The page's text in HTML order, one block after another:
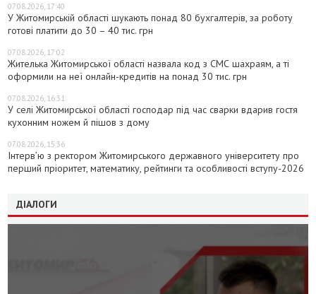
07.08.2026, 17:40
У Житомирській області шукають понад 80 бухгалтерів, за роботу
готові платити до 30 – 40 тис. грн
07.08.2026, 17:02
Жителька Житомирської області назвала код з СМС шахраям, а ті
оформили на неї онлайн-кредитів на понад 30 тис. грн
07.08.2026, 16:31
У селі Житомирської області господар під час сварки вдарив гостя
кухонним ножем й пішов з дому
07.08.2026, 15:36
Інтерв’ю з ректором Житомирського державного університету про
перший пріоритет, математику, рейтинги та особливості вступу-2026
ДІАЛОГИ